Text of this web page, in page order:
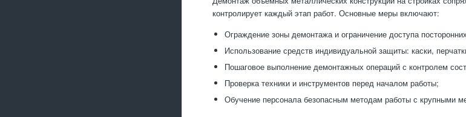
контролирует каждый этап работ. Основные меры включают:
Ограждение зоны демонтажа и ограничение доступа
Использование средств индивидуальной защиты: каски,
Пошаговое выполнение демонтажных операций с контролем
Проверка техники и инструментов перед началом работы;
Обучение персонала безопасным методам работы с крупными